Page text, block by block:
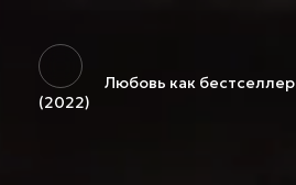
Любовь как
(2022)